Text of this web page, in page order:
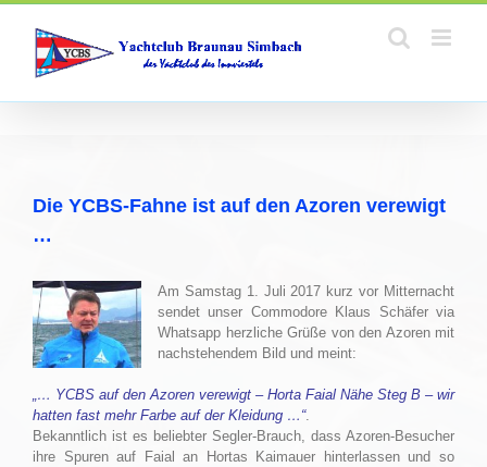
Zum
springen
Die YCBS-Fahne ist auf den Azoren verewigt
…
Am Samstag 1. Juli 2017 kurz vor Mitternacht
sendet unser Commodore Klaus Schäfer via
Whatsapp herzliche Grüße von den Azoren mit
nachstehendem Bild und meint:
„… YCBS auf den Azoren verewigt – Horta Faial Nähe Steg B – wir
hatten fast mehr Farbe auf der Kleidung …“.
Bekanntlich ist es beliebter Segler-Brauch, dass Azoren-Besucher
ihre Spuren auf Faial an Hortas Kaimauer hinterlassen und so